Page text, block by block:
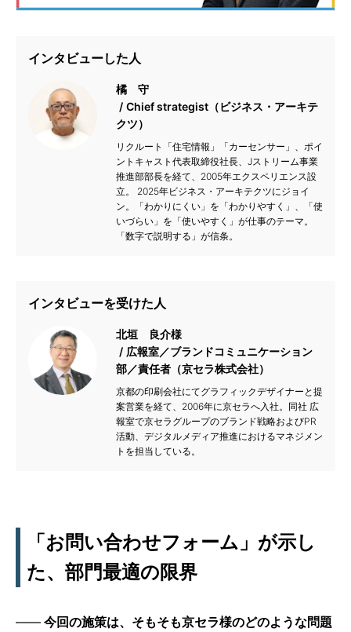
インタビューした人
橘 守
Chief strategist（ビジネス・アーキテ
クツ）
リクルート「住宅情報」「カーセンサー」、ポイ
ントキャスト代表取締役社長、Jストリーム事業
推進部部長を経て、2005年エクスペリエンス設
立。 2025年ビジネス・アーキテクツにジョイ
ン。「わかりにくい」を「わかりやすく」、「使
いづらい」を「使いやすく」が仕事のテーマ。
「数字で説明する」が信条。
インタビューを受けた人
北垣 良介様
広報室／ブランドコミュニケーション
部／責任者（京セラ株式会社）
京都の印刷会社にてグラフィックデザイナーと提
案営業を経て、2006年に京セラへ入社。同社 広
報室で京セラグループのブランド戦略およびPR
活動、デジタルメディア推進におけるマネジメン
トを担当している。
「お問い合わせフォーム」が示し
た、部門最適の限界
今回の施策は、そもそも京セラ様のどのような問題